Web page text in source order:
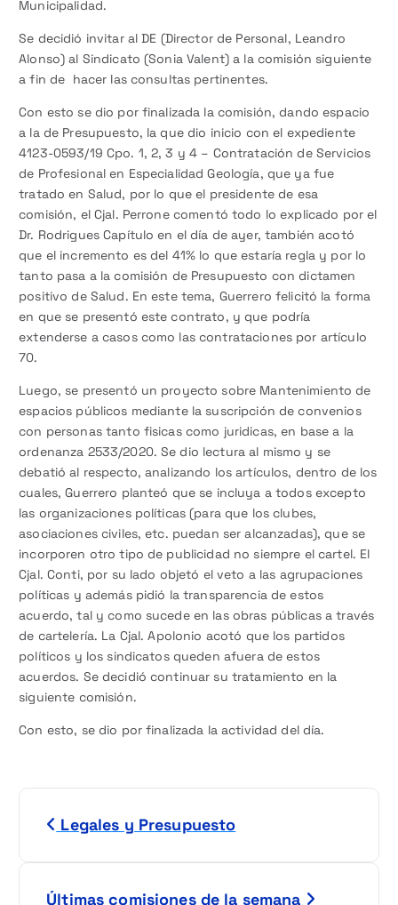
Municipalidad.
Se decidió invitar al DE (Director de Personal, Leandro
Alonso) al Sindicato (Sonia Valent) a la comisión siguiente
a fin de hacer las consultas pertinentes.
Con esto se dio por finalizada la comisión, dando espacio
a la de Presupuesto, la que dio inicio con el expediente
4123-0593/19 Cpo. 1, 2, 3 y 4 – Contratación de Servicios
de Profesional en Especialidad Geología, que ya fue
tratado en Salud, por lo que el presidente de esa
comisión, el Cjal. Perrone comentó todo lo explicado por el
Dr. Rodrigues Capítulo en el día de ayer, también acotó
que el incremento es del 41% lo que estaría regla y por lo
tanto pasa a la comisión de Presupuesto con dictamen
positivo de Salud. En este tema, Guerrero felicitó la forma
en que se presentó este contrato, y que podría
extenderse a casos como las contrataciones por artículo
70.
Luego, se presentó un proyecto sobre Mantenimiento de
espacios públicos mediante la suscripción de convenios
con personas tanto fisicas como juridicas, en base a la
ordenanza 2533/2020. Se dio lectura al mismo y se
debatió al respecto, analizando los artículos, dentro de los
cuales, Guerrero planteó que se incluya a todos excepto
las organizaciones políticas (para que los clubes,
asociaciones civiles, etc. puedan ser alcanzadas), que se
incorporen otro tipo de publicidad no siempre el cartel. El
Cjal. Conti, por su lado objetó el veto a las agrupaciones
políticas y además pidió la transparencia de estos
acuerdo, tal y como sucede en las obras públicas a través
de cartelería. La Cjal. Apolonio acotó que los partidos
políticos y los sindicatos queden afuera de estos
acuerdos. Se decidió continuar su tratamiento en la
siguiente comisión.
Con esto, se dio por finalizada la actividad del día.
Legales y Presupuesto
Últimas comisiones de la semana